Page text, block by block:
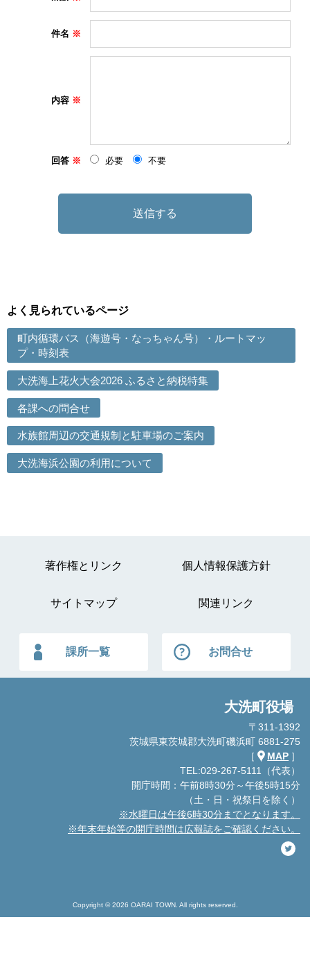
件名
内容
回答 必要 不要
よく見られているページ
町内循環バス（海遊号・なっちゃん号）・ルートマッ
プ・時刻表
大洗海上花火大会2026 ふるさと納税特集
各課への問合せ
水族館周辺の交通規制と駐車場のご案内
大洗海浜公園の利用について
著作権とリンク 個人情報保護方針
サイトマップ 関連リンク
課所一覧 お問合せ
大洗町役場
〒311-1392
茨城県東茨城郡大洗町磯浜町 6881-275
［
MAP ］
TEL:029-267-5111（代表）
開庁時間：午前8時30分～午後5時15分
（土・日・祝祭日を除く）
※水曜日は午後6時30分までとなります。
※年末年始等の開庁時間は広報誌をご確認ください。
Copyright © 2026 OARAI TOWN. All rights reserved.